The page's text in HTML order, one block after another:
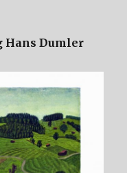
Hans Dumler